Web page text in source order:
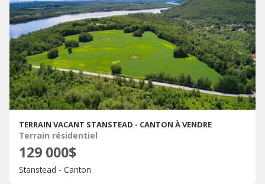
TERRAIN VACANT STANSTEAD - CANTON À VENDRE
Terrain résidentiel
129 000$
Stanstead - Canton